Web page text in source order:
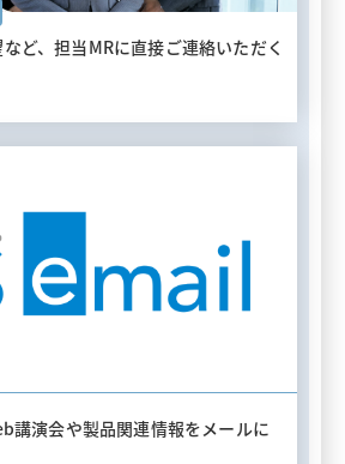
ど、担当MRに直接ご連絡いただく
講演会や製品関連情報をメールに